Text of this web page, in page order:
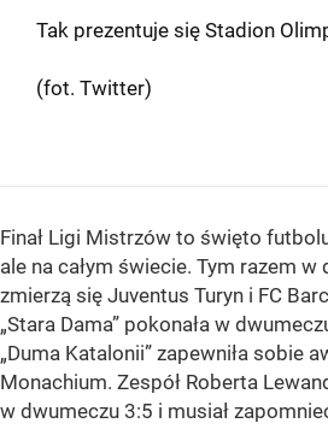
Tak prezentuje się Stadion
(fot. Twitter)
Finał Ligi Mistrzów to święto
ale na całym świecie. Tym razem
zmierzą się Juventus Turyn i FC
„Stara Dama” pokonała w
„Duma Katalonii” zapewniła sobie
Monachium. Zespół Roberta
w dwumeczu 3:5 i musiał